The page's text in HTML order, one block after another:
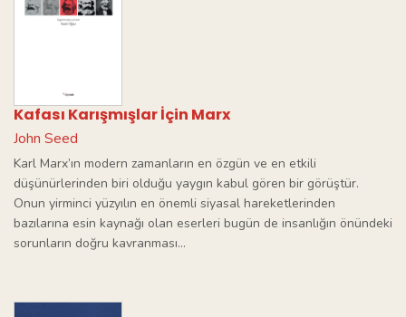
Kafası Karışmışlar İçin Marx
John Seed
Karl Marx’ın modern zamanların en özgün ve en etkili
düşünürlerinden biri olduğu yaygın kabul gören bir görüştür.
Onun yirminci yüzyılın en önemli siyasal hareketlerinden
bazılarına esin kaynağı olan eserleri bugün de insanlığın önündeki
sorunların doğru kavranması...